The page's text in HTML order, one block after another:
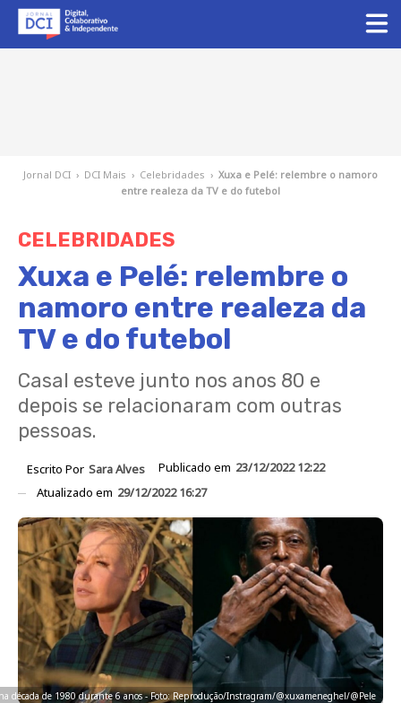
Jornal DCI › DCI Mais › Celebridades › Xuxa e Pelé: relembre o namoro
entre realeza da TV e do futebol
CELEBRIDADES
Xuxa e Pelé: relembre o
namoro entre realeza da
TV e do futebol
Casal esteve junto nos anos 80 e
depois se relacionaram com outras
pessoas.
Escrito Por Sara Alves Publicado em 23/12/2022 12:22
Atualizado em 29/12/2022 16:27
década de 1980 durante 6 anos - Foto: Reprodução/Instragram/@xuxameneghel/@Pele